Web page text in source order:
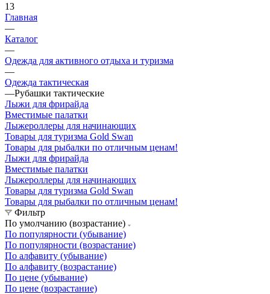
13
Главная
—
Каталог
—
Одежда для активного отдыха и туризма
—
Одежда тактическая
—Рубашки тактические
Лыжи для фрирайда
Вместимые палатки
Лыжероллеры для начинающих
Товары для туризма Gold Swan
Товары для рыбалки по отличным ценам!
Лыжи для фрирайда
Вместимые палатки
Лыжероллеры для начинающих
Товары для туризма Gold Swan
Товары для рыбалки по отличным ценам!
Фильтр
По умолчанию (возрастание)
По популярности (убывание)
По популярности (возрастание)
По алфавиту (убывание)
По алфавиту (возрастание)
По цене (убывание)
По цене (возрастание)